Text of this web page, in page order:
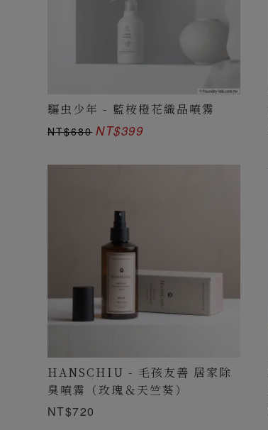
驅虫少年 - 藍桉橙花織品噴霧
NT$680 NT$399
HANSCHIU - 毛孩友善 居家除
臭噴霧（玫瑰＆天竺葵）
NT$720